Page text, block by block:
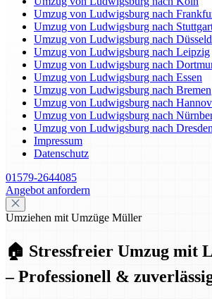
Umzug von Ludwigsburg nach
Umzug von Ludwigsburg nach
Umzug von Ludwigsburg nach
Umzug von Ludwigsburg nach Leipzig
Umzug von Ludwigsburg nach
Umzug von Ludwigsburg nach Essen
Umzug von Ludwigsburg nach Bremen
Umzug von Ludwigsburg nach
Umzug von Ludwigsburg nach
Umzug von Ludwigsburg nach Dresden
Impressum
Datenschutz
01579-2644085
Angebot anfordern
Umziehen mit Umzüge Müller
🏠 Stressfreier Umzug mit
– Professionell &